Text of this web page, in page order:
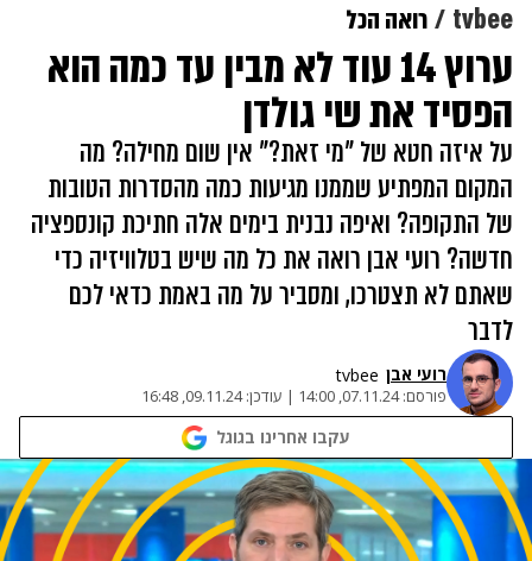
tvbee רואה הכל
ערוץ 14 עוד לא מבין עד כמה הוא
הפסיד את שי גולדן
על איזה חטא של "מי זאת?" אין שום מחילה? מה
המקום המפתיע שממנו מגיעות כמה מהסדרות הטובות
של התקופה? ואיפה נבנית בימים אלה חתיכת קונספציה
חדשה? רועי אבן רואה את כל מה שיש בטלוויזיה כדי
שאתם לא תצטרכו, ומסביר על מה באמת כדאי לכם
לדבר
רועי אבן tvbee
פורסם:07.11.24, 14:00
| עודכן:09.11.24, 16:48
עקבו אחרינו בגוגל